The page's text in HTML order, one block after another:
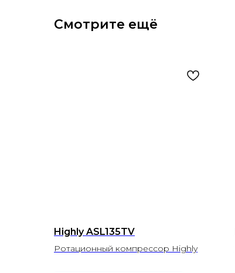
Смотрите ещё
Highly ASL135TV
Ротационный компрессор Highly